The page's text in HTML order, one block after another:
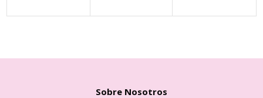
Sobre Nosotros